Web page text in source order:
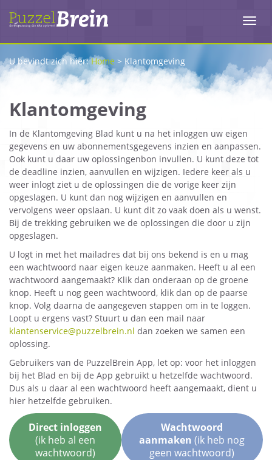
U bevindt zich hier:Home > Klantomgeving
Klantomgeving
In de Klantomgeving Blad kunt u na het inloggen uw eigen
gegevens en uw abonnementsgegevens inzien en aanpassen.
Ook kunt u daar uw oplossingenbon invullen. U kunt deze tot
de deadline inzien, aanvullen en wijzigen. Iedere keer als u
weer inlogt ziet u de oplossingen die de vorige keer zijn
opgeslagen. U kunt dan nog wijzigen en aanvullen en
vervolgens weer opslaan. U kunt dit zo vaak doen als u wenst.
Bij de trekking gebruiken we de oplossingen die door u zijn
opgeslagen.
U logt in met het mailadres dat bij ons bekend is en u mag
een wachtwoord naar eigen keuze aanmaken. Heeft u al een
wachtwoord aangemaakt? Klik dan onderaan op de groene
knop. Heeft u nog geen wachtwoord, klik dan op de paarse
knop. Volg daarna de aangegeven stappen om in te loggen.
Loopt u ergens vast? Stuurt u dan een mail naar
klantenservice@puzzelbrein.nl dan zoeken we samen een
oplossing.
Gebruikers van de PuzzelBrein App, let op: voor het inloggen
bij het Blad en bij de App gebruikt u hetzelfde wachtwoord.
Dus als u daar al een wachtwoord heeft aangemaakt, dient u
hier hetzelfde gebruiken.
Direct inloggen
(ik heb al een
wachtwoord)
Wachtwoord
aanmaken (ik heb nog
geen wachtwoord)